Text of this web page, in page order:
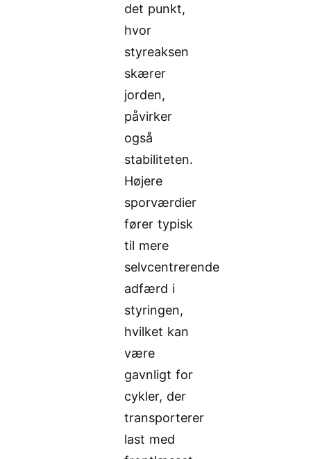
det punkt,
hvor
styreaksen
skærer
jorden,
påvirker
også
stabiliteten.
Højere
sporværdier
fører typisk
til mere
selvcentrerende
adfærd i
styringen,
hvilket kan
være
gavnligt for
cykler, der
transporterer
last med